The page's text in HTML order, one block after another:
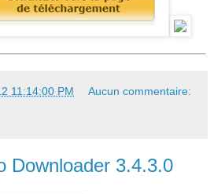
11:14:00 PM Aucun commentaire:
Downloader 3.4.3.0